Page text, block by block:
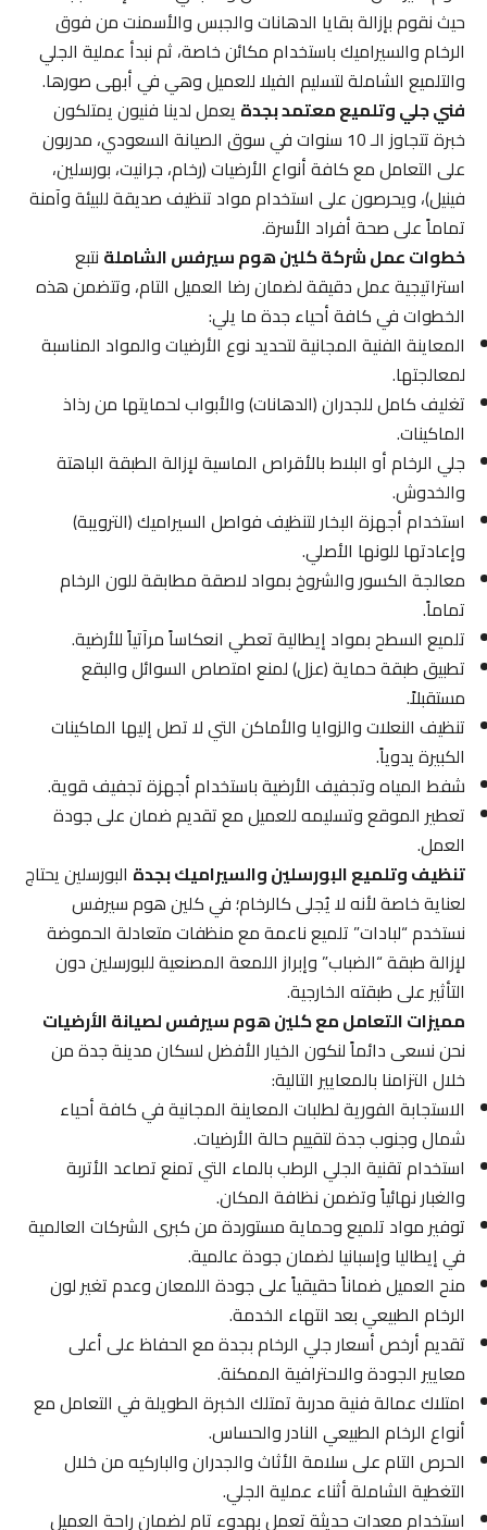
حيث نقوم بإزالة بقايا الدهانات والجبس والأسمنت من فوق
الرخام والسيراميك باستخدام مكائن خاصة، ثم نبدأ عملية الجلي
والتلميع الشاملة لتسليم الفيلا للعميل وهي في أبهى صورها.
فني جلي وتلميع معتمد بجدةيعمل لدينا فنيون يمتلكون
خبرة تتجاوز الـ 10 سنوات في سوق الصيانة السعودي، مدربون
على التعامل مع كافة أنواع الأرضيات (رخام، جرانيت، بورسلين،
فينيل)، ويحرصون على استخدام مواد تنظيف صديقة للبيئة وآمنة
تماماً على صحة أفراد الأسرة.
خطوات عمل شركة كلين هوم سيرفس الشاملةنتبع
استراتيجية عمل دقيقة لضمان رضا العميل التام، وتتضمن هذه
الخطوات في كافة أحياء جدة ما يلي:
المعاينة الفنية المجانية لتحديد نوع الأرضيات والمواد المناسبة
لمعالجتها.
تغليف كامل للجدران (الدهانات) والأبواب لحمايتها من رذاذ
الماكينات.
جلي الرخام أو البلاط بالأقراص الماسية لإزالة الطبقة الباهتة
والخدوش.
استخدام أجهزة البخار لتنظيف فواصل السيراميك (الترويبة)
وإعادتها للونها الأصلي.
معالجة الكسور والشروخ بمواد لاصقة مطابقة للون الرخام
تماماً.
تلميع السطح بمواد إيطالية تعطي انعكاساً مرآتياً للأرضية.
تطبيق طبقة حماية (عزل) لمنع امتصاص السوائل والبقع
مستقبلاً.
تنظيف النعلات والزوايا والأماكن التي لا تصل إليها الماكينات
الكبيرة يدوياً.
شفط المياه وتجفيف الأرضية باستخدام أجهزة تجفيف قوية.
تعطير الموقع وتسليمه للعميل مع تقديم ضمان على جودة
العمل.
تنظيف وتلميع البورسلين والسيراميك بجدةالبورسلين يحتاج
لعناية خاصة لأنه لا يُجلى كالرخام؛ في كلين هوم سيرفس
نستخدم “لبادات” تلميع ناعمة مع منظفات متعادلة الحموضة
لإزالة طبقة “الضباب” وإبراز اللمعة المصنعية للبورسلين دون
التأثير على طبقته الخارجية.
مميزات التعامل مع كلين هوم سيرفس لصيانة الأرضيات
نحن نسعى دائماً لنكون الخيار الأفضل لسكان مدينة جدة من
خلال التزامنا بالمعايير التالية:
الاستجابة الفورية لطلبات المعاينة المجانية في كافة أحياء
شمال وجنوب جدة لتقييم حالة الأرضيات.
استخدام تقنية الجلي الرطب بالماء التي تمنع تصاعد الأتربة
والغبار نهائياً وتضمن نظافة المكان.
توفير مواد تلميع وحماية مستوردة من كبرى الشركات العالمية
في إيطاليا وإسبانيا لضمان جودة عالمية.
منح العميل ضماناً حقيقياً على جودة اللمعان وعدم تغير لون
الرخام الطبيعي بعد انتهاء الخدمة.
تقديم أرخص أسعار جلي الرخام بجدة مع الحفاظ على أعلى
معايير الجودة والاحترافية الممكنة.
امتلاك عمالة فنية مدربة تمتلك الخبرة الطويلة في التعامل مع
أنواع الرخام الطبيعي النادر والحساس.
الحرص التام على سلامة الأثاث والجدران والباركيه من خلال
التغطية الشاملة أثناء عملية الجلي.
استخدام معدات حديثة تعمل بهدوء تام لضمان راحة العميل